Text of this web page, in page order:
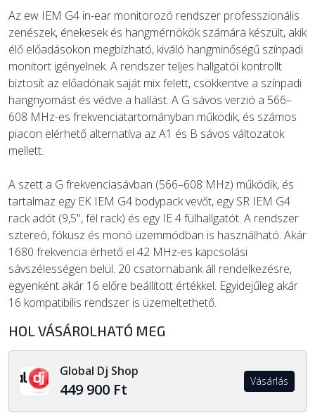
Az ew IEM G4 in-ear monitorozó rendszer professzionális
zenészek, énekesek és hangmérnökök számára készült, akik
élő előadásokon megbízható, kiváló hangminőségű színpadi
monitort igényelnek. A rendszer teljes hallgatói kontrollt
biztosít az előadónak saját mix felett, csökkentve a színpadi
hangnyomást és védve a hallást. A G sávos verzió a 566–
608 MHz-es frekvenciatartományban működik, és számos
piacon elérhető alternatíva az A1 és B sávos változatok
mellett.
A szett a G frekvenciasávban (566–608 MHz) működik, és
tartalmaz egy EK IEM G4 bodypack vevőt, egy SR IEM G4
rack adót (9,5", fél rack) és egy IE 4 fülhallgatót. A rendszer
sztereó, fókusz és monó üzemmódban is használható. Akár
1680 frekvencia érhető el 42 MHz-es kapcsolási
sávszélességen belül. 20 csatornabank áll rendelkezésre,
egyenként akár 16 előre beállított értékkel. Egyidejűleg akár
16 kompatibilis rendszer is üzemeltethető.
HOL VÁSÁROLHATÓ MEG
Global Dj Shop
449 900 Ft Vásárlás